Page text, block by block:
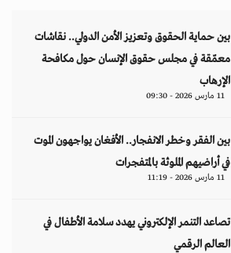
بين حماية الحقوق وتعزيز الأمن الدولي.. نقاشات
معمّقة في مجلس حقوق الإنسان حول مكافحة
الإرهاب
11 مارس 2026 - 09:30
بين الفقر وخطر الانفجار.. الأفغان يواجهون الموت
في أراضيهم الملوثة بالمتفجرات
11 مارس 2026 - 11:19
تصاعد التنمر الإلكتروني يهدد سلامة الأطفال في
العالم الرقمي